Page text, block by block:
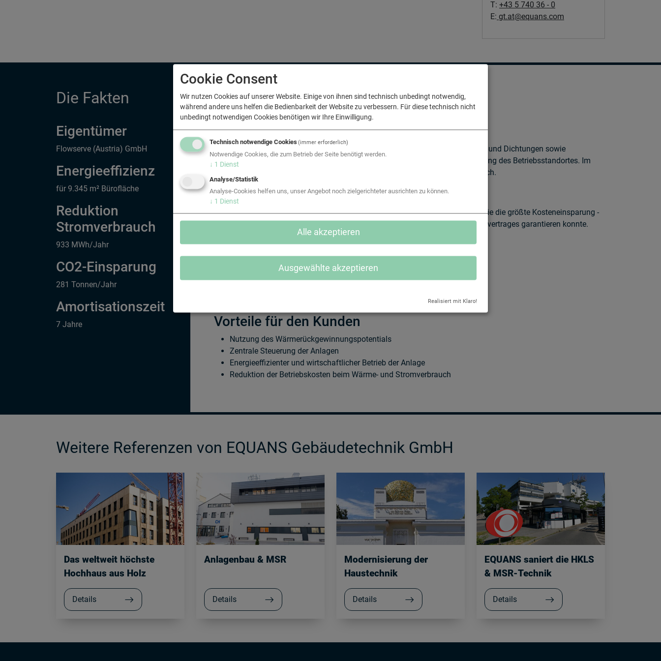
T: +43 5 740 36 - 0
E: gt.at@equans.com
Die Fakten
Eigentümer
Flowserve (Austria) GmbH
Energieeffizienz
für 9.345 m² Bürofläche
Reduktion
Stromverbrauch
933 MWh/Jahr
CO2-Einsparung
281 Tonnen/Jahr
Amortisationszeit
7 Jahre
Beschreibung
Aufgabenstellung
Flowserve (Austria) GmbH, ein führender Hersteller im Bereich Pumpen, Ventile, und Dichtungen sowie
Dienstleister für Stromerzeuger in der Öl- und Gasindustrie, plante die Optimierung des Betriebsstandortes. Im
Fokus standen dabei Kosteneinsparungen beim Strom- und Fernwärmeverbrauch.
Beauftragung
Die EQUANS Gebäudetechnik konnte mit dem besten Konzept überzeugen, da sie die größte Kosteneinsparung -
27 % vom aktuellen Energieverbrauch - auf Basis eines Energiespar-Contractingvertrages garantieren konnte.
Unsere Leistungen
Lichtumstellung auf LED in der Halle und den Büroräumlichkeiten
Dämmung der Fundamentplatte im Nebengebäude
Vorteile für den Kunden
Nutzung des Wärmerückgewinnungspotentials
Zentrale Steuerung der Anlagen
Energieeffizienter und wirtschaftlicher Betrieb der Anlage
Reduktion der Betriebskosten beim Wärme- und Stromverbrauch
Weitere Referenzen von EQUANS Gebäudetechnik GmbH
Das weltweit höchste
Hochhaus aus Holz
Details
Anlagenbau & MSR
Details
Modernisierung der
Haustechnik
Details
EQUANS saniert die HKLS
& MSR-Technik
Details
Cookie Consent
Wir nutzen Cookies auf unserer Website. Einige von ihnen sind technisch unbedingt notwendig,
während andere uns helfen die Bedienbarkeit der Website zu verbessern. Für diese technisch nicht
unbedingt notwendigen Cookies benötigen wir Ihre Einwilligung.
Technisch notwendige Cookies(immer erforderlich)
Notwendige Cookies, die zum Betrieb der Seite benötigt werden.
↓ 1 Dienst
Analyse/Statistik
Analyse-Cookies helfen uns, unser Angebot noch zielgerichteter ausrichten zu können.
↓ 1 Dienst
Ausgewählte akzeptieren
Alle akzeptieren
Realisiert mit Klaro!